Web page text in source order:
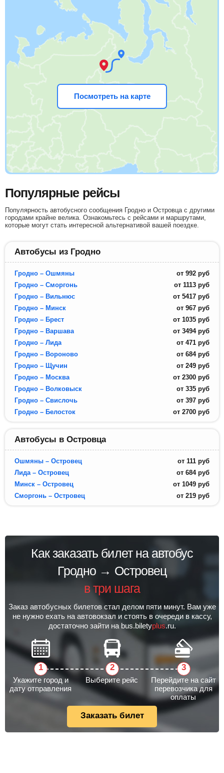
Посмотреть на карте
Популярные рейсы
Популярность автобусного сообщения Гродно и Островца с другими
городами крайне велика. Ознакомьтесь с рейсами и маршрутами,
которые могут стать интересной альтернативой вашей поездке.
Автобусы из Гродно
Гродно – Ошмяны от 992 руб
Гродно – Сморгонь
от 1113 руб
Гродно – Вильнюс
от 5417 руб
Гродно – Минск
от 967 руб
Гродно – Брест
от 1035 руб
Гродно – Варшава
от 3494 руб
Гродно – Лида
от 471 руб
Гродно – Вороново
от 684 руб
Гродно – Щучин
от 249 руб
Гродно – Москва
от 2300 руб
Гродно – Волковыск
от 335 руб
Гродно – Свислочь
от 397 руб
Гродно – Белосток
от 2700 руб
Автобусы в Островца
Ошмяны – Островец от 111 руб
Лида – Островец
от 684 руб
Минск – Островец
от 1049 руб
Сморгонь – Островец
от 219 руб
Как заказать билет на автобус
Гродно → Островец
в три шага
Заказ автобусных билетов стал делом пяти минут. Вам уже
не нужно ехать на автовокзал и стоять в очереди в кассу,
достаточно зайти на bus.biletyplus.ru.
Укажите город и
дату отправления
Выберите рейс
Перейдите на сайт
перевозчика для
оплаты
Заказать билет